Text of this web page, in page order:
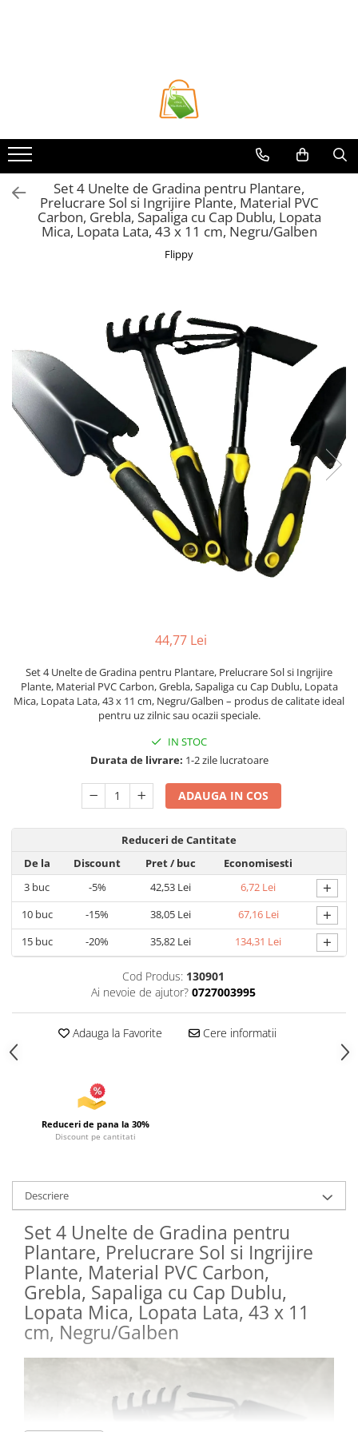
Accesorii Birou si Consumabile
Articole pentru baie
Articole pentru Bucatarie
Accesorii Bucătărie
Dozatoare Condimente
Organizatoare si Depozitare
Pahare, Sticle si Cani
Ustensile pentru Bucătărie
Ustensile pentru Bucătărie
Veselă pentru Masă
Articole pentru Casa si Curatenie
Accesorii Ingrijire Casa
Produse ingrijire incaltaminte
Steaguri
Tapet 3D Autoadeziv
Uscatoare si Standere Haine
Articole pentru Gradina si Bricolaj
Articole pentru Iluminat
Corpuri de iluminat
Lampi de veghe
Transport şi Ridicat
Pelerine, Umbrele si Accesorii
Videoproiectoare
Accesorii Auto
Kit-uri Siguranţă Auto
Suporti auto
Accesorii biciclete
Ochelari de Protecţie
Articole de plaja
Pistoale cu apa
Articole pentru Copii
Covorase de joaca
Genti, Portofele, Penare
Ingrijire Unghii
Jucarii Creative
Jucarii pentru copii
Jucarii si Jocuri
Jucarii si Jocuri
Markere si Set Desen
Set 4 Unelte de Gradina pentru Plantare,
Prelucrare Sol si Ingrijire Plante, Material PVC
Carbon, Grebla, Sapaliga cu Cap Dublu, Lopata
Mica, Lopata Lata, 43 x 11 cm, Negru/Galben
Flippy
44,77 Lei
Set 4 Unelte de Gradina pentru Plantare, Prelucrare Sol si Ingrijire
Plante, Material PVC Carbon, Grebla, Sapaliga cu Cap Dublu, Lopata
Mica, Lopata Lata, 43 x 11 cm, Negru/Galben – produs de calitate ideal
pentru uz zilnic sau ocazii speciale.
IN STOC
Durata de livrare: 1-2 zile lucratoare
ADAUGA IN COS
Reduceri de Cantitate
De la
Discount Pret/ buc
Economisesti
3 buc -5% 42,53 Lei 6,72 Lei +
10buc -15% 38,05 Lei 67,16 Lei +
15buc -20% 35,82 Lei 134,31 Lei +
Cod Produs: 130901
Ai nevoie de ajutor? 0727003995
Adauga la Favorite Cere informatii
Reduceri de pana la 30%
Discount pe cantitati
Descriere
Set 4 Unelte de Gradina pentru
Plantare, Prelucrare Sol si Ingrijire
Plante, Material PVC Carbon,
Grebla, Sapaliga cu Cap Dublu,
Lopata Mica, Lopata Lata, 43 x 11
cm, Negru/Galben